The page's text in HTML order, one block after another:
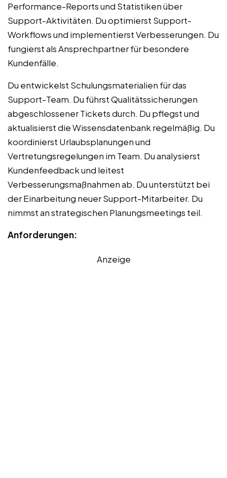
Performance-Reports und Statistiken über
Support-Aktivitäten. Du optimierst Support-
Workflows und implementierst Verbesserungen. Du
fungierst als Ansprechpartner für besondere
Kundenfälle.
Du entwickelst Schulungsmaterialien für das
Support-Team. Du führst Qualitätssicherungen
abgeschlossener Tickets durch. Du pflegst und
aktualisierst die Wissensdatenbank regelmäßig. Du
koordinierst Urlaubsplanungen und
Vertretungsregelungen im Team. Du analysierst
Kundenfeedback und leitest
Verbesserungsmaßnahmen ab. Du unterstützt bei
der Einarbeitung neuer Support-Mitarbeiter. Du
nimmst an strategischen Planungsmeetings teil.
Anforderungen:
Anzeige